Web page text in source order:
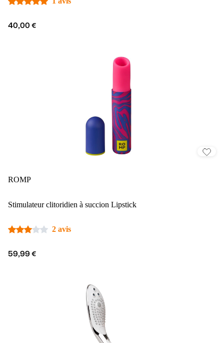
40,00 €
ROMP
Stimulateur clitoridien à succion Lipstick
2 avis
59,99 €